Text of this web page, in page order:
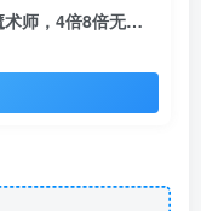
告别低清烦恼，UpscaylAI驱动的画质魔术师，4倍8倍无损提升图像细节！！！